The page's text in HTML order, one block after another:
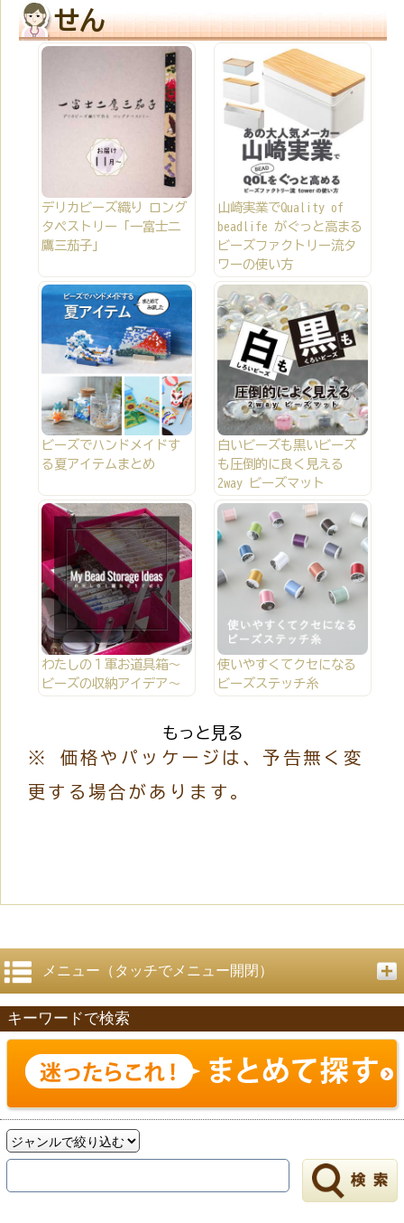
せん
デリカビーズ織り ロング
タペストリー「一富士二
鷹三茄子」
山崎実業でQuality of
beadlife がぐっと高まる
ビーズファクトリー流タ
ワーの使い方
ビーズでハンドメイドす
る夏アイテムまとめ
白いビーズも黒いビーズ
も圧倒的に良く見える
2way ビーズマット
わたしの１軍お道具箱～
ビーズの収納アイデア～
使いやすくてクセになる
ビーズステッチ糸
もっと見る
※ 価格やパッケージは、予告無く変
更する場合があります。
メニュー（タッチでメニュー開閉）
キーワードで検索